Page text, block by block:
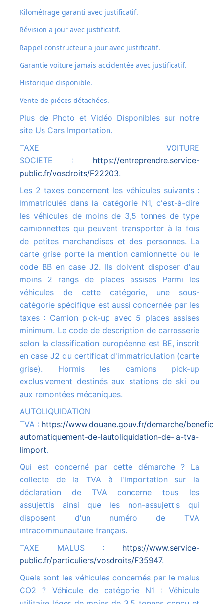
Kilométrage garanti avec justificatif.
Révision a jour avec justificatif.
Rappel constructeur a jour avec justificatif.
Garantie voiture jamais accidentée avec justificatif.
Historique disponible.
Vente de piéces détachées.
Plus de Photo et Vidéo Disponibles sur notre
site Us Cars Importation.
TAXE VOITURE
SOCIETE : https://entreprendre.service-
public.fr/vosdroits/F22203.
Les 2 taxes concernent les véhicules suivants :
Immatriculés dans la catégorie N1, c'est-à-dire
les véhicules de moins de 3,5 tonnes de type
camionnettes qui peuvent transporter à la fois
de petites marchandises et des personnes. La
carte grise porte la mention camionnette ou le
code BB en case J2. Ils doivent disposer d'au
moins 2 rangs de places assises Parmi les
véhicules de cette catégorie, une sous-
catégorie spécifique est aussi concernée par les
taxes : Camion pick-up avec 5 places assises
minimum. Le code de description de carrosserie
selon la classification européenne est BE, inscrit
en case J2 du certificat d'immatriculation (carte
grise). Hormis les camions pick-up
exclusivement destinés aux stations de ski ou
aux remontées mécaniques.
AUTOLIQUIDATION
TVA : https://www.douane.gouv.fr/demarche/
automatiquement-de-lautoliquidation-de-la-tva-
limport.
Qui est concerné par cette démarche ? La
collecte de la TVA à l'importation sur la
déclaration de TVA concerne tous les
assujettis ainsi que les non-assujettis qui
disposent d'un numéro de TVA
intracommunautaire français.
TAXE MALUS : https://www.service-
public.fr/particuliers/vosdroits/F35947.
Quels sont les véhicules concernés par le malus
CO2 ? Véhicule de catégorie N1 : Véhicule